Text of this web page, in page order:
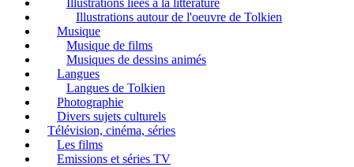
Illustrations autour de l'oeuvre de Tolkien
Musique
Musique de films
Musiques de dessins animés
Langues
Langues de Tolkien
Photographie
Divers sujets culturels
Télévision, cinéma, séries
Les films
Emissions et séries TV